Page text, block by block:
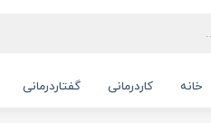
خانه کاردرمانی گفتاردرمانی